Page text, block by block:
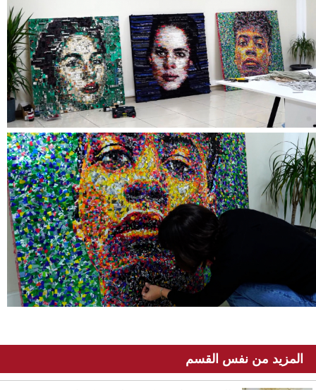
master_00_01_55_12_still007.jpg
المزيد من نفس القسم